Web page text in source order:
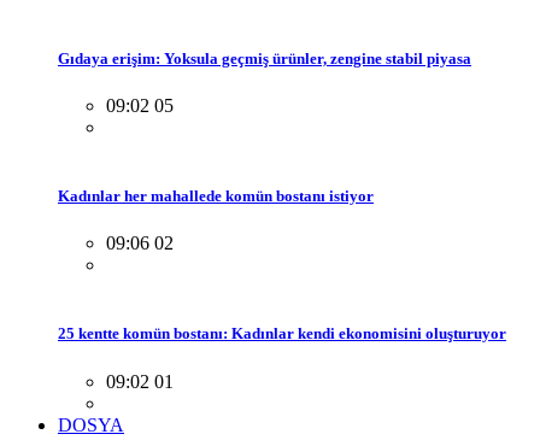
Gıdaya erişim: Yoksula geçmiş ürünler, zengine stabil piyasa
09:02 05
Kadınlar her mahallede komün bostanı istiyor
09:06 02
25 kentte komün bostanı: Kadınlar kendi ekonomisini oluşturuyor
09:02 01
DOSYA